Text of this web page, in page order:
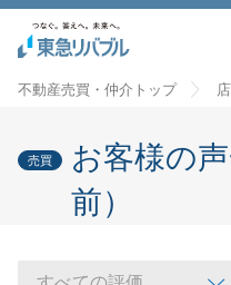
不動産売買・仲介トップ
売買
お客様の
前）